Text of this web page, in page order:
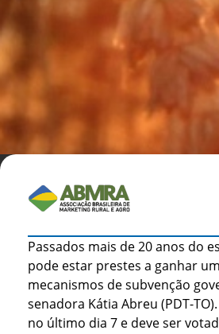
Passados mais de 20 anos do
pode estar prestes a ganhar
mecanismos de subvenção
senadora Kátia Abreu (PDT-
no último dia 7 e deve ser